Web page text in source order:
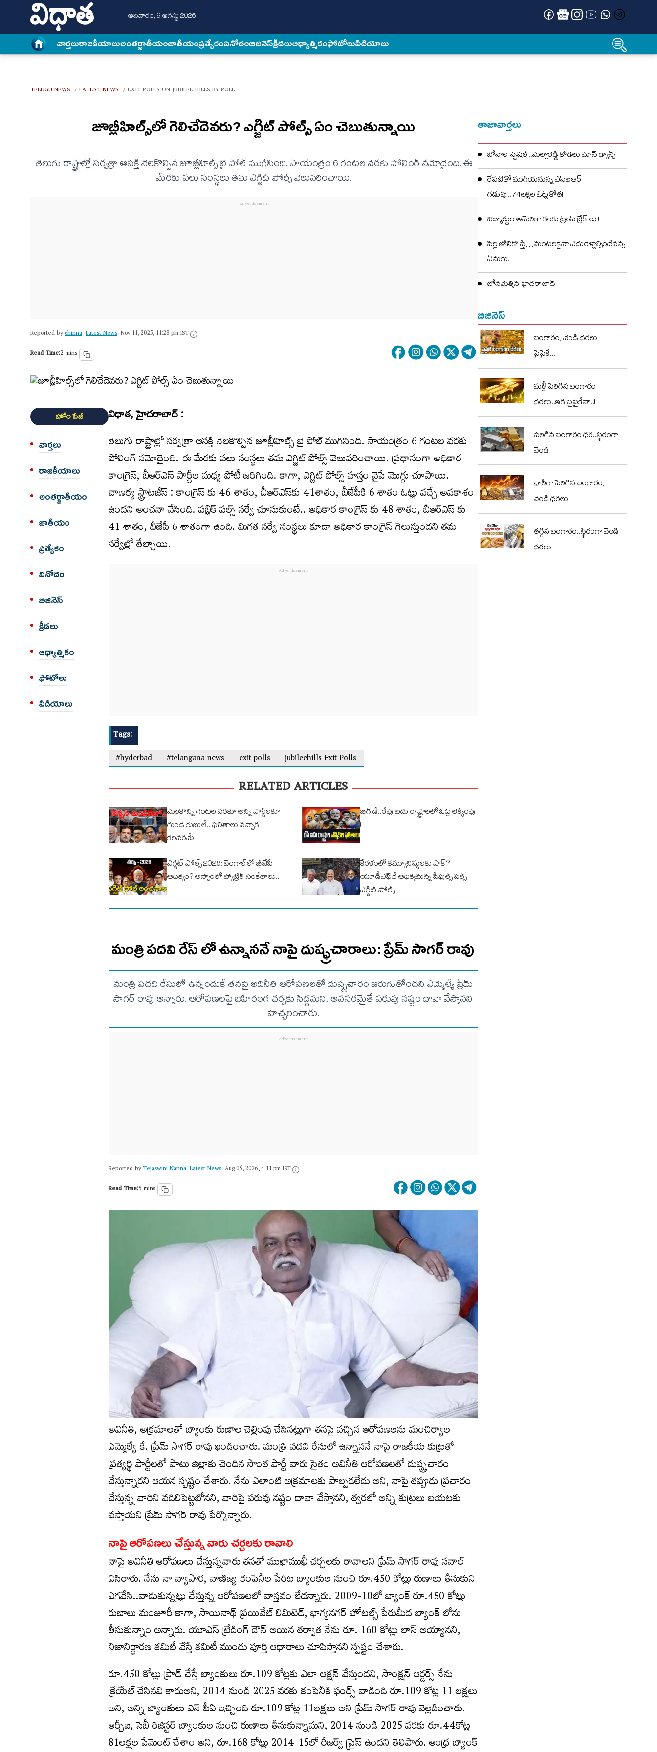
ఆదివారం, 9 ఆగస్టు 2026
వార్త‌లురాజకీయాలుఅంత‌ర్జాతీయంజాతీయంప్రత్యేకంవినోదంబిజినెస్క్రీడలుఆధ్యాత్మికంఫోటోలువీడియోలు
TELUGU NEWS / LATEST NEWS / EXIT POLLS ON JUBILEE HILLS BY POLL
జూబ్లీహిల్స్‌లో గెలిచేదెవరు? ఎగ్జిట్ పోల్స్ ఏం చెబుతున్నాయి
తెలుగు రాష్ట్రాల్లో సర్వత్రా ఆసక్తి నెలకొల్పిన జూబ్లీహిల్స్ బై పోల్ ముగిసింది. సాయంత్రం 6 గంటల వరకు పోలింగ్ నమోదైంది. ఈ
మేరకు పలు సంస్థలు తమ ఎగ్జిట్ పోల్స్ వెలువరించాయి.
Reported by:chinna|Latest News|Nov 11, 2025, 11:28 pm IST
Read Time:2 mins
హోం పేజీ
వార్త‌లు
రాజకీయాలు
అంత‌ర్జాతీయం
జాతీయం
ప్రత్యేకం
వినోదం
బిజినెస్
క్రీడలు
ఆధ్యాత్మికం
ఫోటోలు
వీడియోలు
విధాత, హైదరాబాద్ :
తెలుగు రాష్ట్రాల్లో సర్వత్రా ఆసక్తి నెలకొల్పిన జూబ్లీహిల్స్ బై పోల్ ముగిసింది. సాయంత్రం 6 గంటల వరకు
పోలింగ్ నమోదైంది. ఈ మేరకు పలు సంస్థలు తమ ఎగ్జిట్ పోల్స్ వెలువరించాయి. ప్రధానంగా అధికార
కాంగ్రెస్, బీఆర్ఎస్ పార్టీల మధ్య పోటీ జరిగింది. కాగా, ఎగ్జిట్ పోల్స్ హస్తం వైపే మొగ్గు చూపాయి.
చాణక్య స్ట్రాటజీస్ : కాంగ్రెస్ కు 46 శాతం, బీఆర్ఎస్‌కు 41శాతం, బీజేపీకి 6 శాతం ఓట్లు వచ్చే అవకాశం
ఉందని అంచనా వేసింది. పబ్లిక్ పల్స్ సర్వే చూసుకుంటే.. అధికార కాంగ్రెస్ కు 48 శాతం, బీఆర్ఎస్ కు
41 శాతం, బీజేపీ 6 శాతంగా ఉంది. మిగత సర్వే సంస్థలు కూడా అధికార కాంగ్రెస్ గెలుస్తుందని తమ
సర్వేల్లో తేల్చాయి.
Tags:
#hyderbad
#telangana news exit polls jubileehills Exit Polls
RELATED ARTICLES
మరికొన్ని గంటల వరకూ అన్ని పార్టీలకూ
గుండె గుబులే.. ఫలితాలు వచ్చాక
కలవరమే
బిగ్ డే..రేపు ఐదు రాష్ట్రాలలో ఓట్ల లెక్కింపు
!
ఎగ్జిట్ పోల్స్ 2026: బెంగాల్‌లో బీజేపీ
ఆధిక్యం? అస్సాంలో హ్యాట్రిక్ సంకేతాలు..
కేరళంలో కమ్యూనిస్టులకు షాక్‌?
యూడీఎఫ్‌దే ఆధిక్యమన్న పీపుల్స్‌ పల్స్‌
ఎగ్జిట్‌ పోల్స్‌
మంత్రి పదవి రేస్ లో ఉన్నాననే నాపై దుష్ఫ్రచారాలు: ప్రేమ్ సాగర్ రావు
మంత్రి పదవి రేసులో ఉన్నందుకే తనపై అవినీతి ఆరోపణలతో దుష్ప్రచారం జరుగుతోందని ఎమ్మెల్యే ప్రేమ్
సాగర్ రావు అన్నారు. ఆరోపణలపై బహిరంగ చర్చకు సిద్ధమని, అవసరమైతే పరువు నష్టం దావా వేస్తానని
హెచ్చరించారు.
Reported by:Tejaswini Nanna|Latest News|Aug 05, 2026, 4:11 pm IST
Read Time:5 mins
అవినీతి, అక్రమాలతో బ్యాంకు రుణాల చెల్లింపు చేసినట్లుగా తనపై వచ్చిన ఆరోపణలను మంచిర్యాల
ఎమ్మెల్యే కే. ప్రేమ్ సాగర్ రావు ఖండించారు. మంత్రి పదవి రేసులో ఉన్నాననే నాపై రాజకీయ కుట్రతో
ప్రత్యర్థి పార్టీలతో పాటు జిల్లాకు చెందిన సొంత పార్టీ వారు సైతం అవినీతి ఆరోపణలతో దుష్ప్రచారం
చేస్తున్నారని ఆయన స్పష్టం చేశారు. నేను ఎలాంటి అక్రమాలకు పాల్పడలేదు అని, నాపై తప్పుడు ప్రచారం
చేస్తున్న వారిని వదిలిపెట్టబోనని, వారిపై పరువు నష్టం దావా వేస్తానని, త్వరలో అన్ని కుట్రలు బయటకు
వస్తాయని ప్రేమ్ సాగర్ రావు పేర్కొన్నారు.
నాపై ఆరోపణలు చేస్తున్న వారు చర్చలకు రావాలి
నాపై అవినీతి ఆరోపణలు చేస్తున్నవారు తనతో ముఖాముఖీ చర్చలకు రావాలని ప్రేమ్ సాగర్ రావు సవాల్
విసిరారు. నేను నా వ్యాపార, వాణిజ్య కంపెనీల పేరిట బ్యాంకుల నుంచి రూ.450 కోట్లు రుణాలు తీసుకుని
ఎగవేసి..వాడుకున్నట్లు చేస్తున్న ఆరోపణలలో వాస్తవం లేదన్నారు. 2009-10లో బ్యాంక్ రూ.450 కోట్లు
రుణాలు మంజూరీ కాగా, సాయినాథ్ ప్రయివేట్ లిమిటెడ్, భాగ్యనగర్ హోటల్స్ పేరుమీద బ్యాంక్ లోను
తీసుకున్నాం అన్నారు. యూఎస్ ట్రేడింగ్ డౌన్ అయిన తర్వాత నేను రూ. 160 కోట్లు లాస్ అయ్యానని,
నిజానిర్ధారణ కమిటీ వేస్తే కమిటీ ముందు పూర్తి ఆధారాలు చూపిస్తానని స్పష్టం చేశారు.
రూ.450 కోట్లు ప్రాడ్ చేస్తే బ్యాంకులు రూ.109 కోట్లకు ఎలా ఆక్షన్ వేస్తుందని, సాంక్షన్ ఆర్డర్స్ నేను
క్రేయేట్ చేసినవి కాదుఅని, 2014 నుండి 2025 వరకు కంపెనీకి ఫండ్స్ వాడింది రూ.109 కోట్ల 11 లక్షలు
అని, అన్ని బ్యాంకులు ఎన్ పీఏ ఇచ్చింది రూ.109 కోట్ల 11లక్షలు అని ప్రేమ్ సాగర్ రావు వెల్లడించారు.
ఆర్బీఐ, సెబీ రిజిస్టర్ బ్యాంకుల నుంచి రుణాలు తీసుకున్నామని, 2014 నుండి 2025 వరకు రూ.44కోట్ల
81లక్షల పేమెంట్ చేశాం అని, రూ.168 కోట్లు 2014-15లో రీజర్వ్ ప్రైస్ ఉందని తెలిపారు. ఆంధ్ర బ్యాంక్
తాజావార్తలు
బోనాల స్పెషల్..మల్లారెడ్డి కోడలు మాస్ డ్యాన్స్
రేపటితో ముగియనున్న ఎస్‌ఐఆర్
గడువు..74లక్షల ఓట్ల కోత!
విద్యార్ధుల అమెరికా కలకు ట్రంప్ బ్రేక్ లు !
పిల్ల జోలికొస్తే…మంటలకైనా ఎదురెళ్లాల్సిందేనన్న
ఏనుగు!
బోనమెత్తిన హైదరాబాద్
బిజినెస్
బంగారం, వెండి ధరలు
పైపైకే..!
మళ్లీ పెరిగిన బంగారం
ధరలు..ఇక పైపైకేనా..!
పెరిగిన బంగారం ధర..స్థిరంగా
వెండి
భారీగా పెరిగిన బంగారం,
వెండి ధరలు
తగ్గిన బంగారం..స్థిరంగా వెండి
ధరలు